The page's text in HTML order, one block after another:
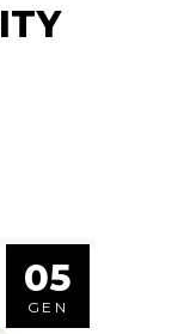
05
GEN